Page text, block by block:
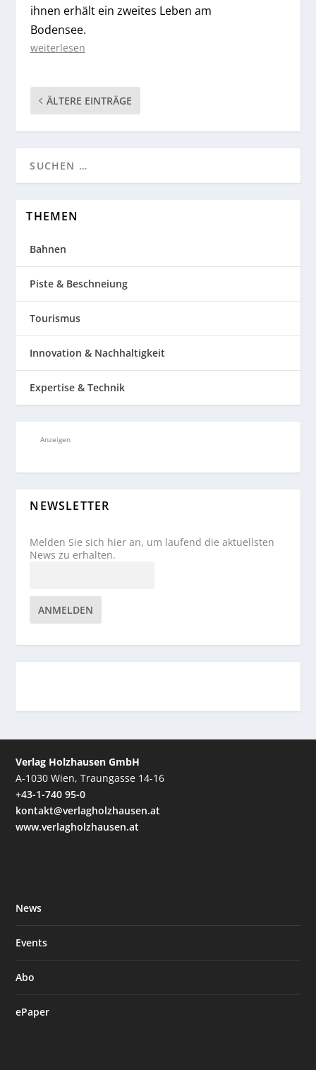
ihnen erhält ein zweites Leben am
Bodensee.
weiterlesen
ÄLTERE EINTRÄGE
THEMEN
Bahnen
Piste & Beschneiung
Tourismus
Innovation & Nachhaltigkeit
Expertise & Technik
Anzeigen
NEWSLETTER
Melden Sie sich hier an, um laufend die aktuellsten
News zu erhalten.
ANMELDEN
Verlag Holzhausen GmbH
A-1030 Wien, Traungasse 14-16
+43-1-740 95-0
kontakt@verlagholzhausen.at
www.verlagholzhausen.at
News
Events
Abo
ePaper